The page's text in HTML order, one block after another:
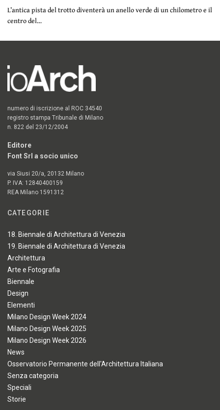
L’antica pista del trotto diventerà un anello verde di un chilometro e il
centro del…
numero di iscrizione al ROC 34540
registro stampa Tribunale di Milano
n. 822 del 23/12/2004
Editore
Font Srl a socio unico
via Siusi 20/a, 20132 Milano
P. IVA: 12840400159
REA Milano 1591312
CATEGORIE
18. Biennale di Architettura di Venezia
19. Biennale di Architettura di Venezia
Architettura
Arte e Fotografia
Biennale
Design
Elementi
Milano Design Week 2024
Milano Design Week 2025
Milano Design Week 2026
News
Osservatorio Permanente dell'Architettura Italiana
Senza categoria
Speciali
Storie